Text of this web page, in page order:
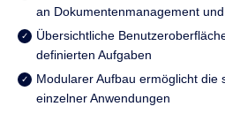
an Dokumentenmanagement
Übersichtliche
definierten Aufgaben
Modularer Aufbau ermöglicht die
einzelner Anwendungen